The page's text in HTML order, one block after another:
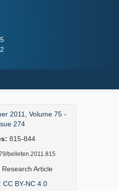
2011, Volume 75 -
274
815-844
belleten.2011.815
Research Article
CC BY-NC 4.0